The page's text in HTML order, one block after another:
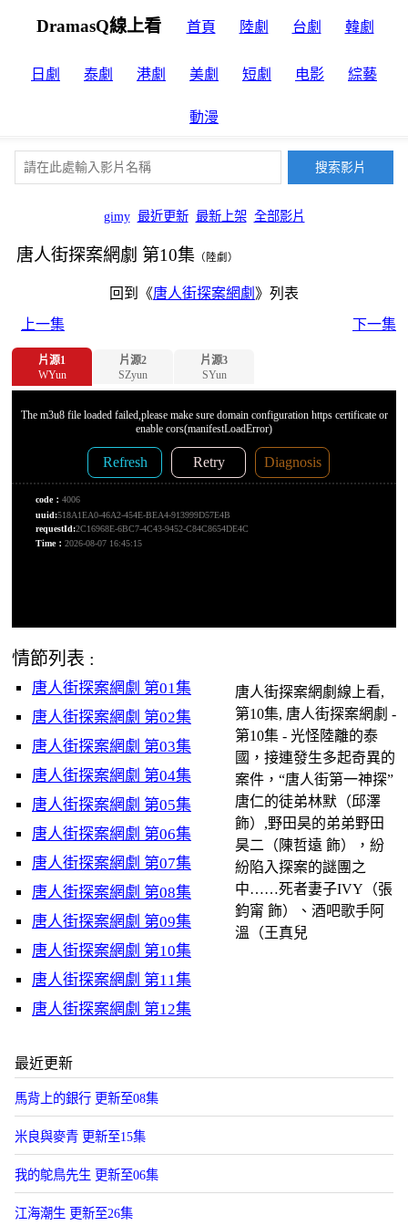
DramasQ線上看 首頁 陸劇 台劇 韓劇
日劇 泰劇 港劇 美劇 短劇 电影 綜藝
動漫
gimy 最近更新 最新上架 全部影片
唐人街探案網劇 第10集 （陸劇）
回到《唐人街探案網劇 》列表
上一集
下一集
片源1
WYun
片源2
SZyun
片源3
SYun
情節列表 :
唐人街探案網劇 第01集
唐人街探案網劇 第02集
唐人街探案網劇 第03集
唐人街探案網劇 第04集
唐人街探案網劇 第05集
唐人街探案網劇 第06集
唐人街探案網劇 第07集
唐人街探案網劇 第08集
唐人街探案網劇 第09集
唐人街探案網劇 第10集
唐人街探案網劇 第11集
唐人街探案網劇 第12集
唐人街探案網劇線上看,
第10集, 唐人街探案網劇 -
第10集 - 光怪陸離的泰
國，接連發生多起奇異的
案件，“唐人街第一神探”
唐仁的徒弟林默（邱澤
飾）,野田昊的弟弟野田
昊二（陳哲遠 飾），紛
紛陷入探案的謎團之
中……死者妻子IVY（張
鈞甯 飾）、酒吧歌手阿
溫（王真兒
最近更新
馬背上的銀行 更新至08集
米良與麥青 更新至15集
我的鴕鳥先生 更新至06集
江海潮生 更新至26集